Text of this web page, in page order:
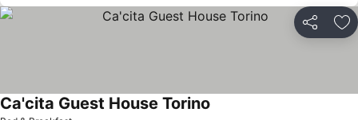
Bagikan
Ca'cita Guest House Torino